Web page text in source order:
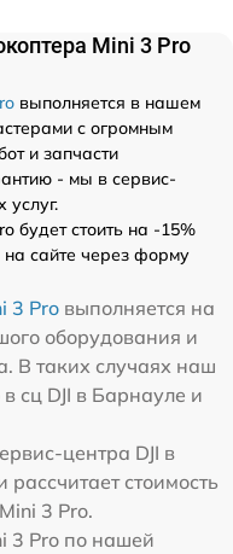
Mini 3 Pro
выполняется в нашем
с огромным
и запчасти
- мы в сервис-
услуг.
будет стоить на -15%
сайте через форму
3 Pro выполняется на
оборудования и
В таких случаях наш
сц DJI в Барнауле и
центра DJI в
стоимость
3 Pro.
3 Pro по нашей